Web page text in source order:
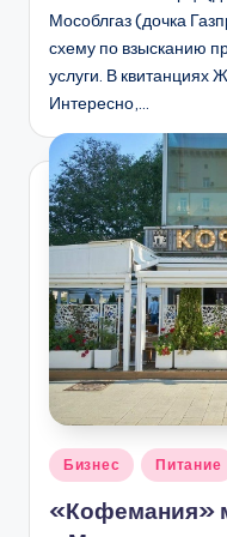
Мособлгаз (дочка
схему по взысканию
услуги. В квитанциях
Интересно,…
Опубликовано
Бизнес Питание
«Кофемания»